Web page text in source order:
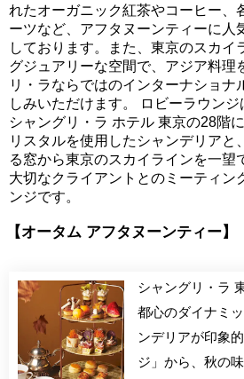
れたオーガニック紅茶やコーヒー、
ーツなど、アフタヌーンティーに人
しております。また、東京のスカイ
グジュアリーな空間で、アジア料理
リ・ラならではのインターナショナ
しみいただけます。 ロビーラウン
シャングリ・ラ ホテル 東京の28階
リスタルを使用したシャンデリアと
る窓から東京のスカイラインを一望
大切なクライアントとのミーティン
ンジです。
【オータム アフタヌーンティー】
シャングリ・ラ
都心のダイナミ
ンデリアが印象
ジ」から、秋の